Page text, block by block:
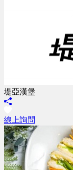
堤亞漢堡
線上詢問